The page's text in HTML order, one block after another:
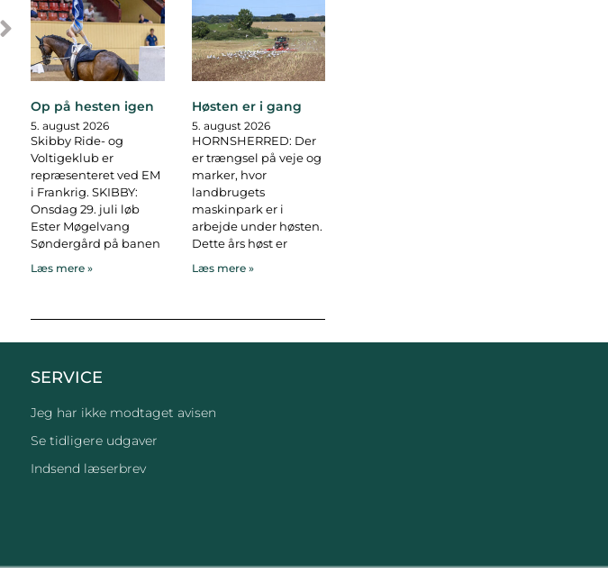
Op på hesten igen
5. august 2026
Skibby Ride- og
Voltigeklub er
repræsenteret ved EM
i Frankrig. SKIBBY:
Onsdag 29. juli løb
Ester Møgelvang
Søndergård på banen
Læs mere »
Høsten er i gang
5. august 2026
HORNSHERRED: Der
er trængsel på veje og
marker, hvor
landbrugets
maskinpark er i
arbejde under høsten.
Dette års høst er
Læs mere »
SERVICE
Jeg har ikke modtaget avisen
Se tidligere udgaver
Indsend læserbrev